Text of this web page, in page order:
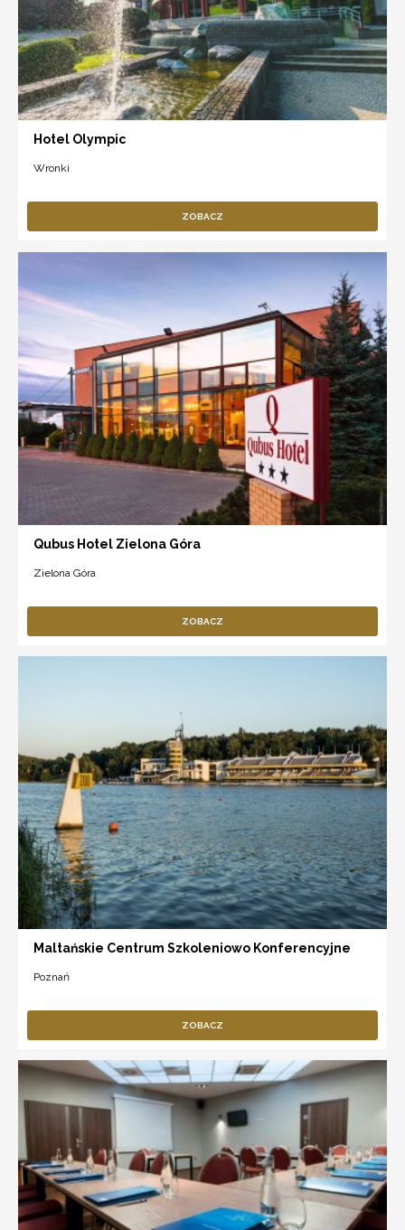
Hotel Olympic
Wronki
ZOBACZ
Qubus Hotel Zielona Góra
Zielona Góra
ZOBACZ
Maltańskie Centrum Szkoleniowo Konferencyjne
Poznań
ZOBACZ